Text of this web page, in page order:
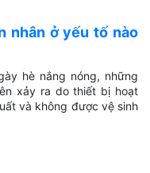
nhân ở yếu tố nào
hè nắng nóng, những
xảy ra do thiết bị hoạt
và không được vệ sinh